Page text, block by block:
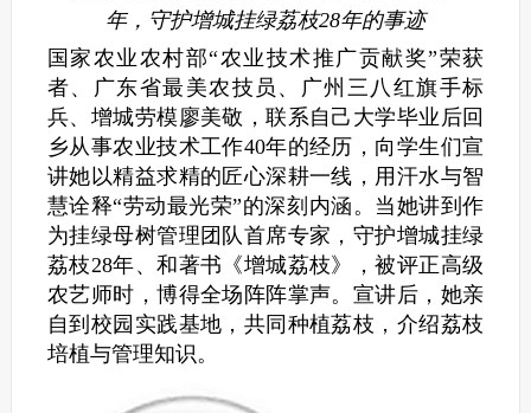
年，守护增城挂绿荔枝28年的事迹
国家农业农村部“农业技术推广贡献奖”荣获
者、广东省最美农技员、广州三八红旗手标
兵、增城劳模廖美敬，联系自己大学毕业后回
乡从事农业技术工作40年的经历，向学生们宣
讲她以精益求精的匠心深耕一线，用汗水与智
慧诠释“劳动最光荣”的深刻内涵。当她讲到作
为挂绿母树管理团队首席专家，守护增城挂绿
荔枝28年、和著书《增城荔枝》，被评正高级
农艺师时，博得全场阵阵掌声。宣讲后，她亲
自到校园实践基地，共同种植荔枝，介绍荔枝
培植与管理知识。